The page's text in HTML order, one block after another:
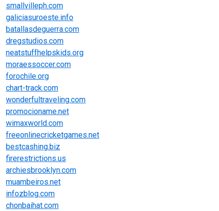
smallvilleph.com
galiciasuroeste.info
batallasdeguerra.com
dregstudios.com
neatstuffhelpskids.org
moraessoccer.com
forochile.org
chart-track.com
wonderfultraveling.com
promocioname.net
wimaxworld.com
freeonlinecricketgames.net
bestcashing.biz
firerestrictions.us
archiesbrooklyn.com
muambeiros.net
infozblog.com
chonbaihat.com